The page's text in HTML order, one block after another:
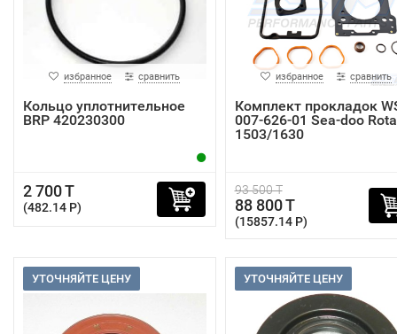
избранное сравнить
Кольцо уплотнительное
BRP 420230300
2 700 T
(482.14 P)
избранное сравнить
Комплект прокладок
007-626-01 Sea-doo
1503/1630
93 500 T
88 800 T
(15857.14 P)
УТОЧНЯЙТЕ ЦЕНУ УТОЧНЯЙТЕ ЦЕНУ